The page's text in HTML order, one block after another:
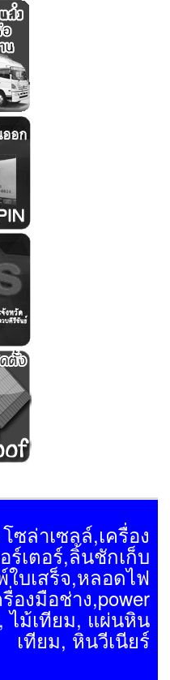
ซล่าเซลล์,เครื่อง
ร์เตอร์,ลิ้นชักเก็บ
ใบเสร็จ,หลอดไฟ
องมือช่าง,power
ไม้เทียม, แผ่นหิน
เทียม, หินวีเนียร์